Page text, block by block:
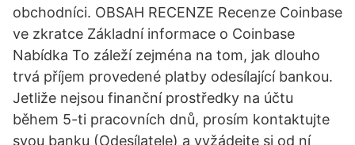
obchodníci. OBSAH RECENZE Recenze Coinbase
ve zkratce Základní informace o Coinbase
Nabídka To záleží zejména na tom, jak dlouho
trvá příjem provedené platby odesílající bankou.
Jetliže nejsou finanční prostředky na účtu
během 5-ti pracovních dnů, prosím kontaktujte
svou banku (Odesílatele) a vyžádejte si od ní